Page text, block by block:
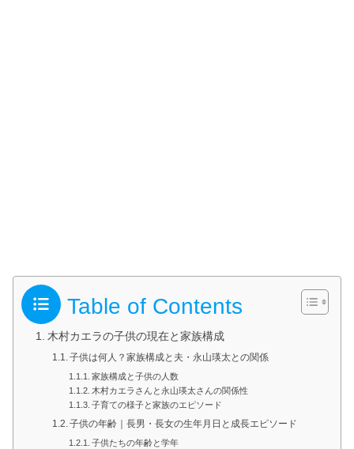
Table of Contents
木村カエラの子供の現在と家族構成
子供は何人？家族構成と夫・永山瑛太との関係
家族構成と子供の人数
木村カエラさんと永山瑛太さんの関係性
子育ての様子と家族のエピソード
子供の年齢｜長男・長女の生年月日と成長エピソード
子供たちの年齢と学年